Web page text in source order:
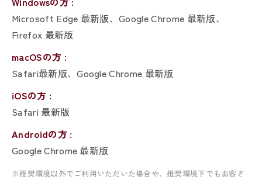
Microsoft Edge 最新版、Google Chrome 最新版、
Firefox 最新版
macOSの方 :
Safari最新版、Google Chrome 最新版
iOSの方 :
Safari 最新版
Androidの方 :
Google Chrome 最新版
※推奨環境以外でご利用いただいた場合や、推奨環境下でもお客さ